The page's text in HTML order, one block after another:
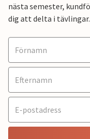
nästa semester,
dig att delta i tävlingar.